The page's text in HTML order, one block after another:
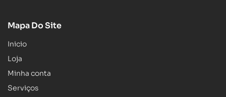
Mapa Do Site
Inicio
Loja
Minha conta
Serviços